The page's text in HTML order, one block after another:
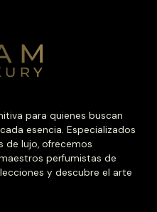
para quienes buscan
esencia. Especializados
de lujo, ofrecemos
perfumistas de
y descubre el arte